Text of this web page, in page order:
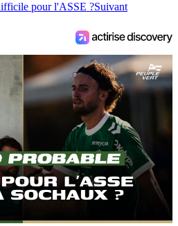
pour l'ASSE ?Suivant